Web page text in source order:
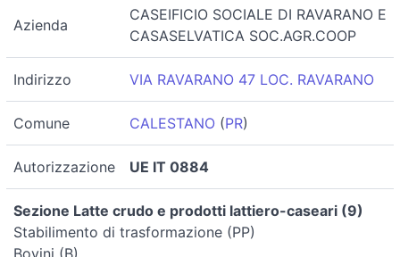
Azienda
CASEIFICIO SOCIALE DI RAVARANO E
CASASELVATICA SOC.AGR.COOP
Indirizzo VIA RAVARANO 47 LOC. RAVARANO
Comune CALESTANO (PR)
Autorizzazione UE IT 0884
Sezione Latte crudo e prodotti lattiero-caseari (9)
Stabilimento di trasformazione (PP)
Bovini (B)